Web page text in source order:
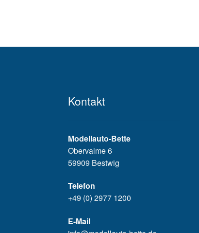
Kontakt
Modellauto-Bette
Obervalme 6
59909 Bestwig
Telefon
+49 (0) 2977 1200
E-Mail